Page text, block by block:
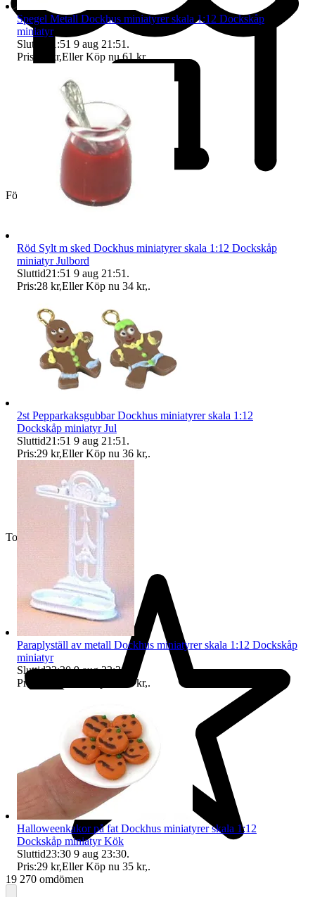
Företag
Toppsäljare
19 270 omdömen
Spegel Metall Dockhus miniatyrer skala 1:12 Dockskåp
miniatyr
Sluttid
21:51 9 aug 21:51 .
Pris:
49 kr,Eller Köp nu 61 kr,.
Röd Sylt m sked Dockhus miniatyrer skala 1:12 Dockskåp
miniatyr Julbord
Sluttid21:51 9 aug 21:51 .
Pris:28 kr,Eller Köp nu 34 kr,.
2st Pepparkaksgubbar Dockhus miniatyrer skala 1:12
Dockskåp miniatyr Jul
Sluttid21:51 9 aug 21:51 .
Pris:29 kr,Eller Köp nu 36 kr,.
Paraplyställ av metall Dockhus miniatyrer skala 1:12 Dockskåp
miniatyr
Sluttid23:30 9 aug 23:30
Pris:
71 kr,.
Halloweenkakor på fat Dockhus miniatyrer skala 1:12
Dockskåp miniatyr Kök
Sluttid23:30 9 aug 23:30.
Pris:29 kr,Eller Köp nu 35 kr,.